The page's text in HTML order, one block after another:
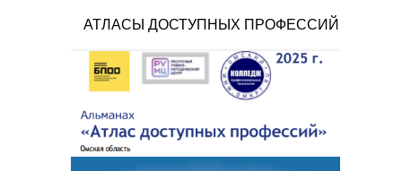
АТЛАСЫ ДОСТУПНЫХ ПРОФЕССИЙ